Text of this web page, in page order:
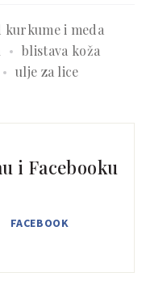
kurkume i meda
blistava koža
ulje za lice
i Facebooku
FACEBOOK